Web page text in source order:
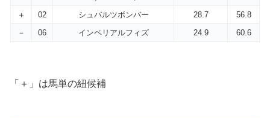
＋
02 シュバルツボンバー 28.7
56.8
－
06 インペリアルフィズ 24.9 60.6
「＋」は馬単の紐候補